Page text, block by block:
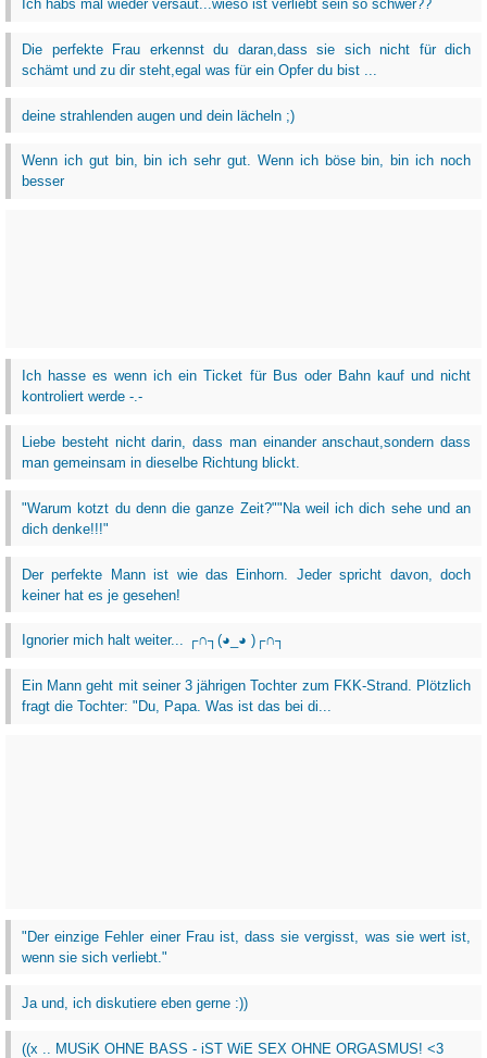
Ich habs mal wieder versaut...wieso ist verliebt sein so schwer??
Die perfekte Frau erkennst du daran,dass sie sich nicht für dich
schämt und zu dir steht,egal was für ein Opfer du bist ...
deine strahlenden augen und dein lächeln ;)
Wenn ich gut bin, bin ich sehr gut. Wenn ich böse bin, bin ich noch
besser
Ich hasse es wenn ich ein Ticket für Bus oder Bahn kauf und nicht
kontroliert werde -.-
Liebe besteht nicht darin, dass man einander anschaut,sondern dass
man gemeinsam in dieselbe Richtung blickt.
"Warum kotzt du denn die ganze Zeit?""Na weil ich dich sehe und an
dich denke!!!"
Der perfekte Mann ist wie das Einhorn. Jeder spricht davon, doch
keiner hat es je gesehen!
Ignorier mich halt weiter... ┌∩┐(◕_◕ )┌∩┐
Ein Mann geht mit seiner 3 jährigen Tochter zum FKK-Strand. Plötzlich
fragt die Tochter: "Du, Papa. Was ist das bei di...
"Der einzige Fehler einer Frau ist, dass sie vergisst, was sie wert ist,
wenn sie sich verliebt."
Ja und, ich diskutiere eben gerne :))
((x .. MUSiK OHNE BASS - iST WiE SEX OHNE ORGASMUS! <3